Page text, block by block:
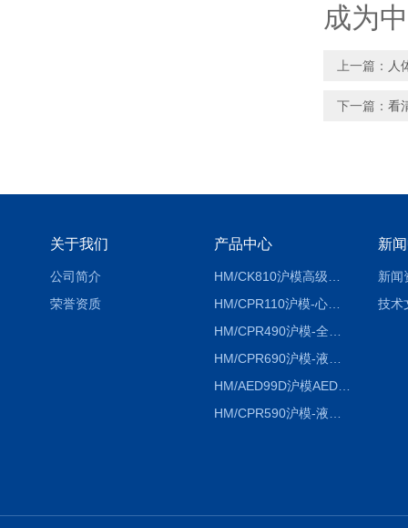
成为
上一篇： 人
下一篇： 看
关于我们
公司简介
荣誉资质
产品中心
HM/CPR110沪模-心肺复苏模拟人胸外按压急救教学模型
HM/AED99D沪模AED99D自动体外除颤训练仪
新
新闻
技术